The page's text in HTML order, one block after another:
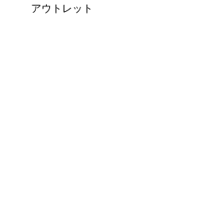
アウトレット